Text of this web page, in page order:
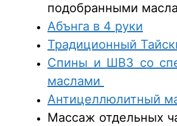
подобранными
Абънга в 4 руки
Традиционный
Спины и ШВЗ со
маслами
Антицеллюлитный
Массаж отдельных